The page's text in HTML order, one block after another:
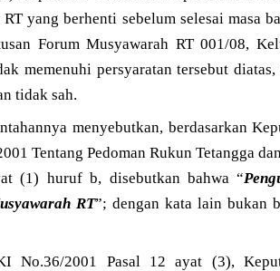
yang berhenti sebelum selesai masa
Forum Musyawarah RT 001/08,
memenuhi persyaratan tersebut
tidak sah.
menyebutkan, berdasarkan
Tentang Pedoman Rukun Tetangga
(1) huruf b, disebutkan bahwa “
RT”; dengan kata lain bukan
No.36/2001 Pasal 12 ayat (3),